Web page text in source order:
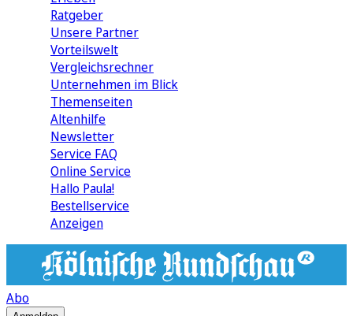
Ratgeber
Unsere Partner
Vorteilswelt
Vergleichsrechner
Unternehmen im Blick
Themenseiten
Altenhilfe
Newsletter
Service FAQ
Online Service
Hallo Paula!
Bestellservice
Anzeigen
Abo